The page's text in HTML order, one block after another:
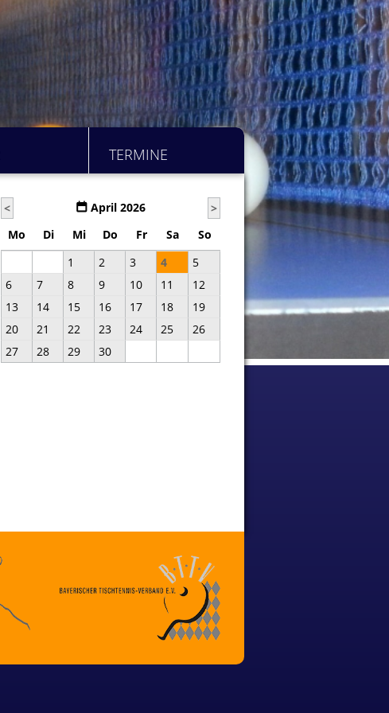
TERMINE
< April 2026
>
Mo
Di Mi Do Fr Sa
So
1
2 3 4
5
6
7 8 9 10 11
12
13
14 15 16 17 18
19
20
21 22 23 24 25
26
27
28 29 30